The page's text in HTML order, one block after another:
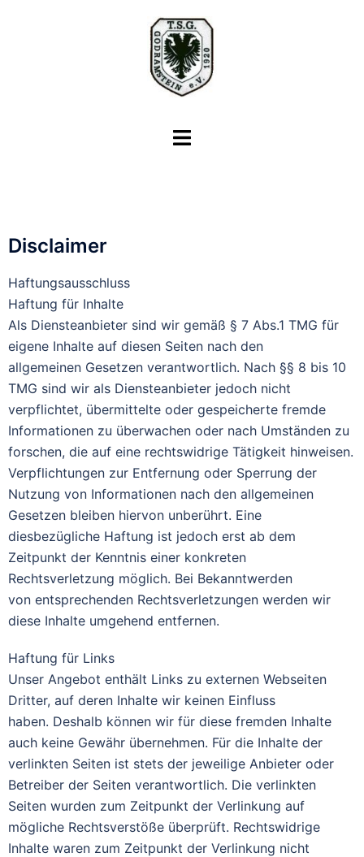
Disclaimer
Haftungsausschluss
Haftung für Inhalte
Als Diensteanbieter sind wir gemäß § 7 Abs.1 TMG für
eigene Inhalte auf diesen Seiten nach den
allgemeinen Gesetzen verantwortlich. Nach §§ 8 bis 10
TMG sind wir als Diensteanbieter jedoch nicht
verpflichtet, übermittelte oder gespeicherte fremde
Informationen zu überwachen oder nach Umständen zu
forschen, die auf eine rechtswidrige Tätigkeit hinweisen.
Verpflichtungen zur Entfernung oder Sperrung der
Nutzung von Informationen nach den allgemeinen
Gesetzen bleiben hiervon unberührt. Eine
diesbezügliche Haftung ist jedoch erst ab dem
Zeitpunkt der Kenntnis einer konkreten
Rechtsverletzung möglich. Bei Bekanntwerden
von entsprechenden Rechtsverletzungen werden wir
diese Inhalte umgehend entfernen.
Haftung für Links
Unser Angebot enthält Links zu externen Webseiten
Dritter, auf deren Inhalte wir keinen Einfluss
haben. Deshalb können wir für diese fremden Inhalte
auch keine Gewähr übernehmen. Für die Inhalte der
verlinkten Seiten ist stets der jeweilige Anbieter oder
Betreiber der Seiten verantwortlich. Die verlinkten
Seiten wurden zum Zeitpunkt der Verlinkung auf
mögliche Rechtsverstöße überprüft. Rechtswidrige
Inhalte waren zum Zeitpunkt der Verlinkung nicht